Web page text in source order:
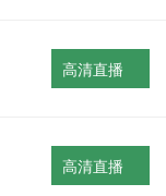
高清直播
高清直播